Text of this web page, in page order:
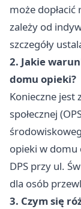
może
zależy od
szczegóły
2. Jakie
domu opieki?
Konieczne jest
społecznej
opieki w domu
DPS przy ul.
dla osób
3. Czym się